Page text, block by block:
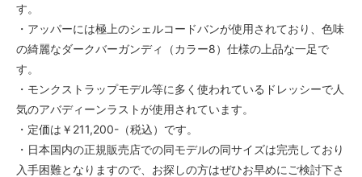
す。
・アッパーには極上のシェルコードバンが使用されており、色味
の綺麗なダークバーガンディ（カラー8）仕様の上品な一足で
す。
・モンクストラップモデル等に多く使われているドレッシーで人
気のアバディーンラストが使用されています。
・定価は￥211,200-（税込）です。
・日本国内の正規販売店での同モデルの同サイズは完売しており
入手困難となりますので、お探しの方はぜひお早めにご検討下さ